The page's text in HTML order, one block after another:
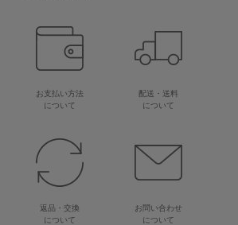
お支払い方法
について
配送・送料
について
返品・交換
について
お問い合わせ
について